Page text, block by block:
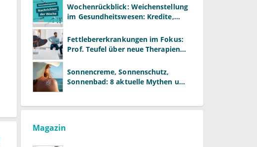
Wochenrückblick: Weichenstellung
im Gesundheitswesen: Kredite,
Fettlebererkrankungen im Fokus:
Prof. Teufel über neue Therapien
Sonnencreme, Sonnenschutz,
Sonnenbad: 8 aktuelle Mythen und
Magazin